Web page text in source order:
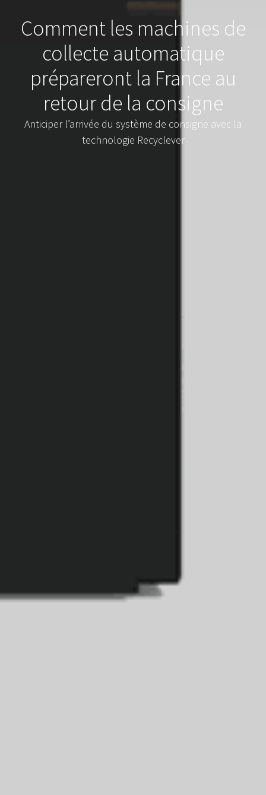
Comment les machines de
collecte automatique
prépareront la France au
retour de la consigne
Anticiper l’arrivée du système de consigne avec la
technologie Recyclever